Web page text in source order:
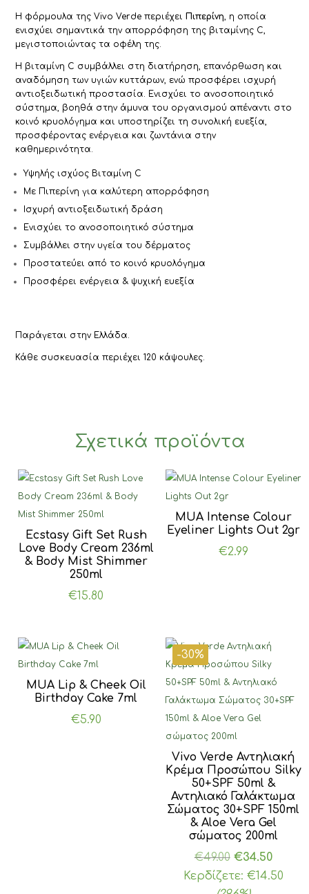
Η φόρμουλα της Vivo Verde περιέχει Πιπερίνη
, η οποία
ενισχύει σημαντικά την απορρόφηση της βιταμίνης C,
μεγιστοποιώντας τα οφέλη της.
Η βιταμίνη C συμβάλλει στη διατήρηση, επανόρθωση και
αναδόμηση των υγιών κυττάρων, ενώ προσφέρει ισχυρή
αντιοξειδωτική προστασία.
Ενισχύει το ανοσοποιητικό
σύστημα, βοηθά στην άμυνα του οργανισμού απέναντι στο
κοινό κρυολόγημα και υποστηρίζει τη συνολική ευεξία,
προσφέροντας ενέργεια και ζωντάνια στην
καθημερινότητα.
Υψηλής ισχύος Βιταμίνη C
Με Πιπερίνη για καλύτερη απορρόφηση
Ισχυρή αντιοξειδωτική δράση
Ενισχύει το ανοσοποιητικό σύστημα
Συμβάλλει στην υγεία του δέρματος
Προστατεύει από το κοινό κρυολόγημα
Προσφέρει ενέργεια & ψυχική ευεξία
Παράγεται στην Ελλάδα.
Κάθε συσκευασία περιέχει 120 κάψουλες.
Σχετικά προϊόντα
Ecstasy Gift Set Rush
Love Body Cream 236ml
& Body Mist Shimmer
250ml
€15.80
MUA Intense Colour
Eyeliner Lights Out 2gr
€2.99
MUA Lip & Cheek Oil
Birthday Cake 7ml
€5.90
-30%
Vivo Verde Αντηλιακή
Κρέμα Προσώπου Silky
50+SPF 50ml &
Αντηλιακό Γαλάκτωμα
Σώματος 30+SPF 150ml
& Aloe Vera Gel
σώματος 200ml
€49.00 Original
price
€34.50Η
Κερδίζετε: €14.50